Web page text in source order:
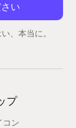
い
、本当に。
プ
コン